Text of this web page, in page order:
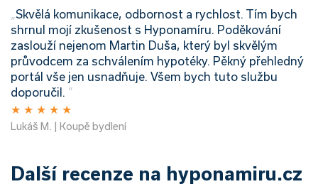
„Skvělá komunikace, odbornost a rychlost. Tím bych
shrnul mojí zkušenost s Hyponamíru. Poděkování
zaslouží nejenom Martin Duša, který byl skvělým
průvodcem za schválením hypotéky. Pěkný přehledný
portál vše jen usnadňuje. Všem bych tuto službu
doporučil. ”
★ ★ ★ ★ ★
Lukáš M. | Koupě bydlení
Další recenze na hyponamiru.cz